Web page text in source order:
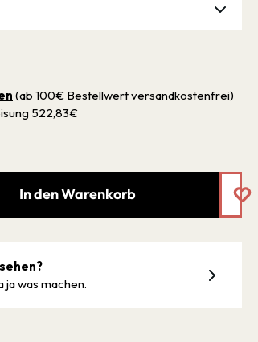
(ab 100€ Bestellwert versandkostenfrei)
522,83€
In den Warenkorb
ja was machen.